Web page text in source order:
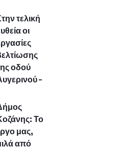
τελική
οι
οδού
–
Το
μας,
από